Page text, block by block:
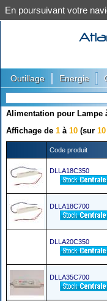
Outillage Energie
Alimentation pour Lampe
Affichage de 1 à 10 (sur 10
Code produit
DLLA18C350
DLLA18C700
DLLA20C350
DLLA35C700
En poursuivant votre